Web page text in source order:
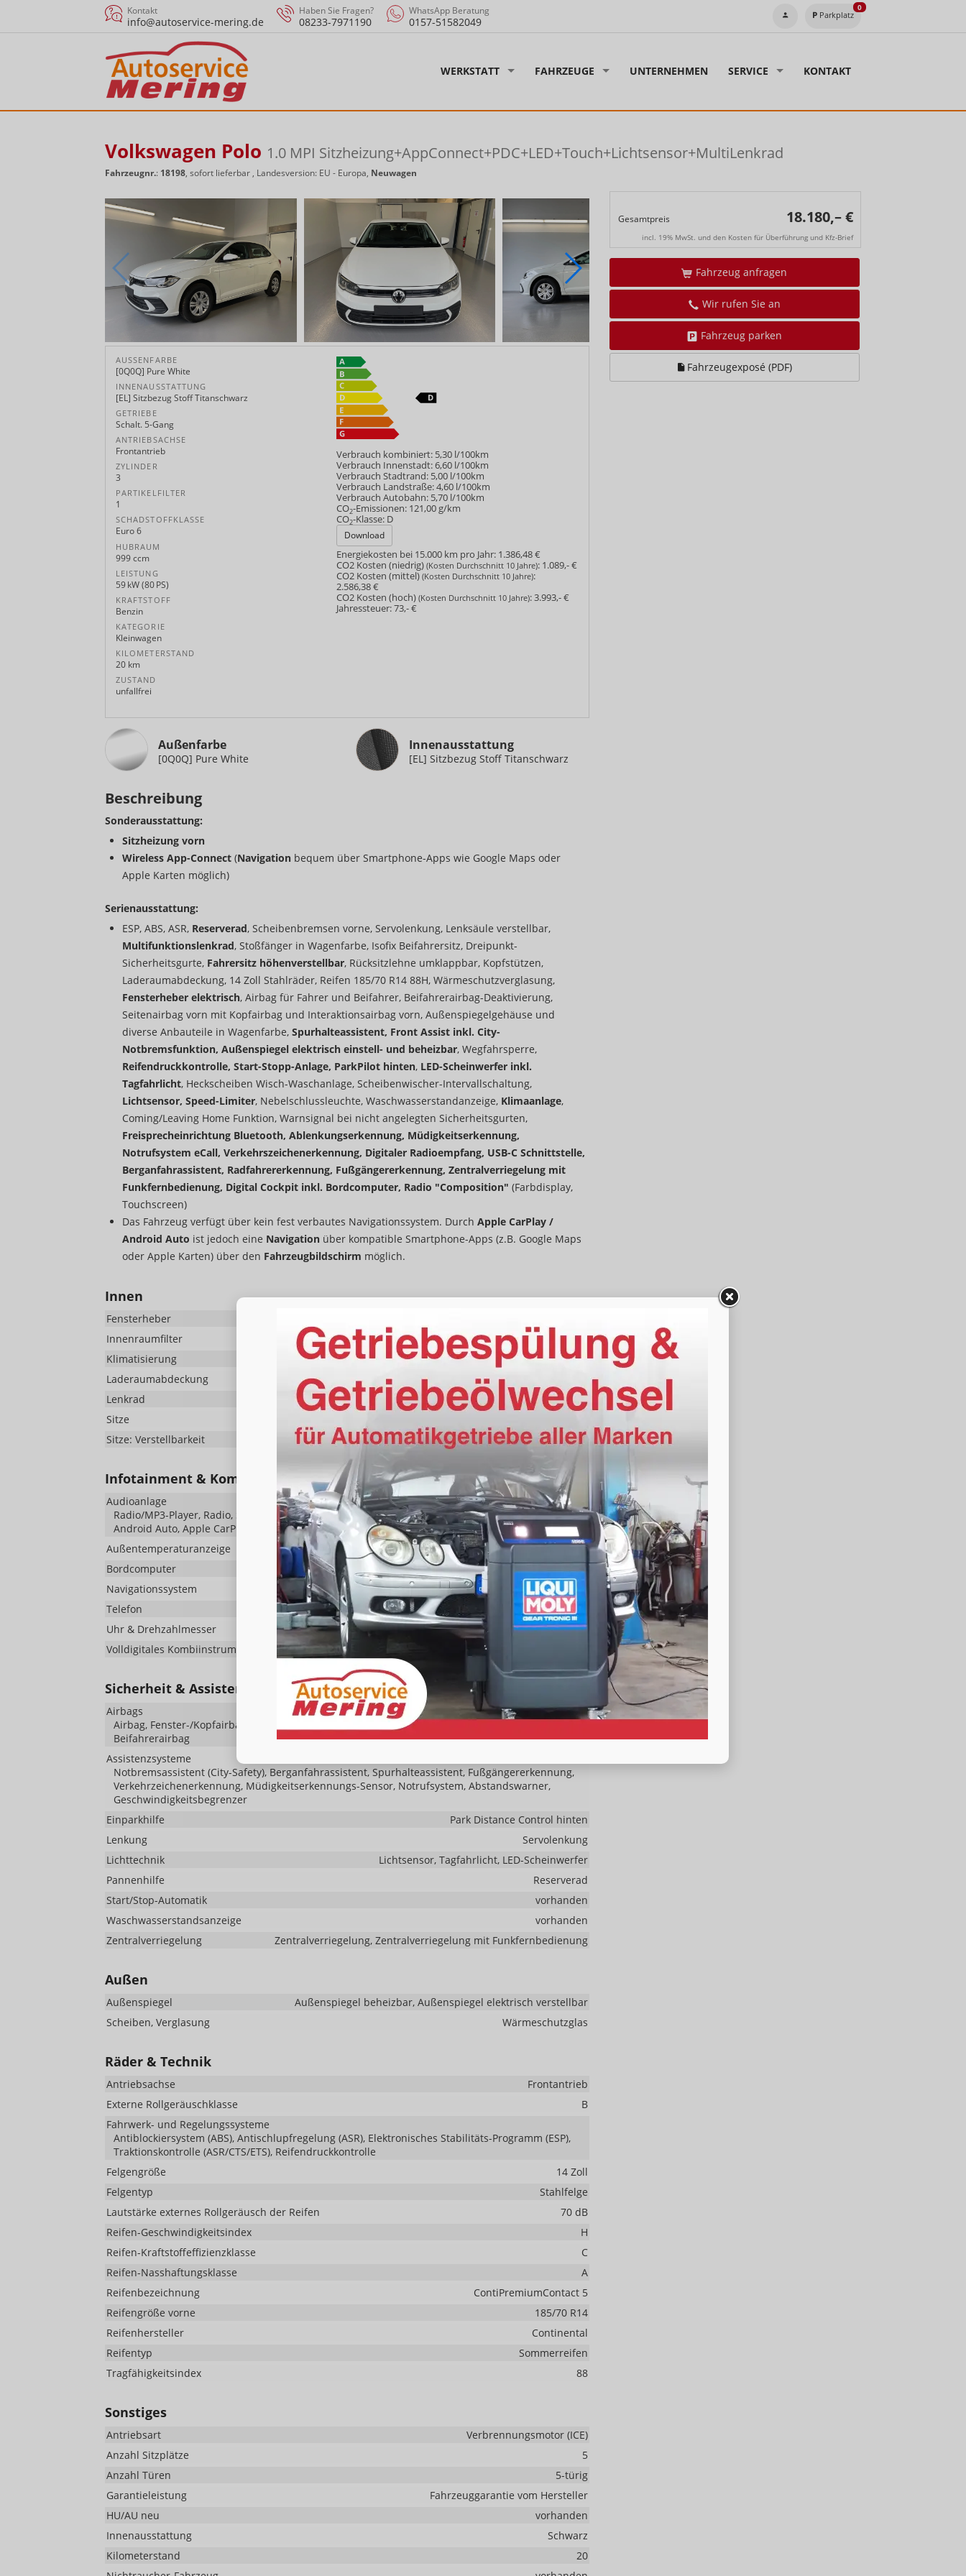
Kontakt
info@autoservice-mering.de
Haben Sie Fragen?
08233-7971190
WhatsApp Beratung
0157-51582049
Parkplatz
0
WERKSTATT FAHRZEUGE UNTERNEHMEN SERVICE KONTAKT
Volkswagen Polo 1.0 MPI Sitzheizung+AppConnect+PDC+LED+Touch+Lichtsensor+MultiLenkrad
Fahrzeugnr.: 18198, sofort lieferbar , Landesversion: EU - Europa, Neuwagen
Gesamtpreis 18.180,– €
incl. 19% MwSt. und den Kosten für Überführung und Kfz-Brief
Fahrzeug anfragen
Wir rufen Sie an
Fahrzeug parken
Fahrzeugexposé (PDF)
AUSSENFARBE
[0Q0Q] Pure White
INNENAUSSTATTUNG
[EL] Sitzbezug Stoff Titanschwarz
GETRIEBE
Schalt. 5-Gang
ANTRIEBSACHSE
Frontantrieb
ZYLINDER
3
PARTIKELFILTER
1
SCHADSTOFFKLASSE
Euro 6
HUBRAUM
999 ccm
LEISTUNG
59 kW (80 PS)
KRAFTSTOFF
Benzin
KATEGORIE
Kleinwagen
KILOMETERSTAND
20 km
ZUSTAND
unfallfrei
Verbrauch kombiniert: 5,30 l/100km
Verbrauch Innenstadt:6,60 l/100km
Verbrauch Stadtrand: 5,00 l/100km
Verbrauch Landstraße:4,60 l/100km
Verbrauch Autobahn: 5,70 l/100km
CO2-Emissionen: 121,00 g/km
CO2-Klasse: D
Download
Energiekosten bei 15.000 km pro Jahr: 1.386,48 €
CO2 Kosten (niedrig)(Kosten Durchschnitt 10 Jahre): 1.089,- €
CO2 Kosten (mittel)(Kosten Durchschnitt 10 Jahre):
2.586,38 €
CO2 Kosten (hoch)(Kosten Durchschnitt 10 Jahre):3.993,- €
Jahressteuer:73,- €
Außenfarbe
[0Q0Q] Pure White
Innenausstattung
Innenausstattung
[EL] Sitzbezug Stoff Titanschwarz
Beschreibung
Sonderausstattung:
Sitzheizung vorn
Wireless App-Connect (Navigation bequem über Smartphone-Apps wie Google Maps oder
Apple Karten möglich)
Serienausstattung:
ESP, ABS, ASR, Reserverad, Scheibenbremsen vorne, Servolenkung, Lenksäule verstellbar,
Multifunktionslenkrad, Stoßfänger in Wagenfarbe, Isofix Beifahrersitz, Dreipunkt-
Sicherheitsgurte, Fahrersitz höhenverstellbar, Rücksitzlehne umklappbar, Kopfstützen,
Laderaumabdeckung, 14 Zoll Stahlräder, Reifen 185/70 R14 88H, Wärmeschutzverglasung,
Fensterheber elektrisch, Airbag für Fahrer und Beifahrer, Beifahrerairbag-Deaktivierung,
Seitenairbag vorn mit Kopfairbag und Interaktionsairbag vorn, Außenspiegelgehäuse und
diverse Anbauteile in Wagenfarbe, Spurhalteassistent, Front Assist inkl. City-
Notbremsfunktion, Außenspiegel elektrisch einstell- und beheizbar, Wegfahrsperre,
Reifendruckkontrolle, Start-Stopp-Anlage, ParkPilot hinten, LED-Scheinwerfer inkl.
Tagfahrlicht, Heckscheiben Wisch-Waschanlage, Scheibenwischer-Intervallschaltung,
Lichtsensor, Speed-Limiter, Nebelschlussleuchte, Waschwasserstandanzeige, Klimaanlage,
Coming/Leaving Home Funktion, Warnsignal bei nicht angelegten Sicherheitsgurten,
Freisprecheinrichtung Bluetooth, Ablenkungserkennung, Müdigkeitserkennung,
Notrufsystem eCall, Verkehrszeichenerkennung, Digitaler Radioempfang, USB-C Schnittstelle,
Berganfahrassistent, Radfahrererkennung, Fußgängererkennung, Zentralverriegelung mit
Funkfernbedienung, Digital Cockpit inkl. Bordcomputer, Radio "Composition" (Farbdisplay,
Touchscreen)
Das Fahrzeug verfügt über kein fest verbautes Navigationssystem. Durch Apple CarPlay /
Android Auto ist jedoch eine Navigation über kompatible Smartphone-Apps (z.B. Google Maps
oder Apple Karten) über den Fahrzeugbildschirm möglich.
Innen
Fensterheber
Innenraumfilter
vorhanden
Klimatisierung
Klimaanlage manuell
Laderaumabdeckung
Lenkrad
höhenverstellbar, mit Multifunktionen
Sitze
Sitze: Verstellbarkeit
Höhenverstellbarer Fahrersitz
Infotainment & Kommunikation
Audioanlage
Radio/MP3-Player, Radio, Schnittstelle MP3, Schnittstelle USB, Digitalradio DAB, Farbdisplay,
Android Auto, Apple CarPlay, Musikstreaming integriert, Touchscreen
Außentemperaturanzeige
vorhanden
Bordcomputer
vorhanden
Navigationssystem
Navigation
Telefon
Freisprecheinrichtung, Bluetooth
Uhr & Drehzahlmesser
vorhanden
Volldigitales Kombiinstrument (Virtual Cockpit)
Sicherheit & Assistenz
Airbags
Airbag, Fenster-/Kopfairbags Vorne, Beifahrerairbag abschaltbar, Seitenairbags Vorne,
Beifahrerairbag
Assistenzsysteme
Notbremsassistent (City-Safety), Berganfahrassistent, Spurhalteassistent, Fußgängererkennung,
Verkehrzeichenerkennung, Müdigkeitserkennungs-Sensor, Notrufsystem, Abstandswarner,
Geschwindigkeitsbegrenzer
Einparkhilfe
Park Distance Control hinten
Lenkung
Servolenkung
Lichttechnik
Lichtsensor, Tagfahrlicht, LED-Scheinwerfer
Pannenhilfe
Reserverad
Start/Stop-Automatik
vorhanden
Waschwasserstandsanzeige
vorhanden
Zentralverriegelung
Zentralverriegelung, Zentralverriegelung mit Funkfernbedienung
Außen
Außenspiegel
Außenspiegel beheizbar, Außenspiegel elektrisch verstellbar
Scheiben, Verglasung
Wärmeschutzglas
Räder & Technik
Antriebsachse
Frontantrieb
Externe Rollgeräuschklasse
B
Fahrwerk- und Regelungssysteme
Antiblockiersystem (ABS), Antischlupfregelung (ASR), Elektronisches Stabilitäts-Programm (ESP),
Traktionskontrolle (ASR/CTS/ETS), Reifendruckkontrolle
Felgengröße
14 Zoll
Felgentyp
Stahlfelge
Lautstärke externes Rollgeräusch der Reifen
70 dB
Reifen-Geschwindigkeitsindex
H
Reifen-Kraftstoffeffizienzklasse
C
Reifen-Nasshaftungsklasse
A
Reifenbezeichnung
ContiPremiumContact 5
Reifengröße vorne
185/70 R14
Reifenhersteller
Continental
Reifentyp
Sommerreifen
Tragfähigkeitsindex
88
Sonstiges
Antriebsart
Verbrennungsmotor (ICE)
Anzahl Sitzplätze
5
Anzahl Türen
5-türig
Garantieleistung
Fahrzeuggarantie vom Hersteller
HU/AU neu
vorhanden
Innenausstattung
Schwarz
Kilometerstand
20